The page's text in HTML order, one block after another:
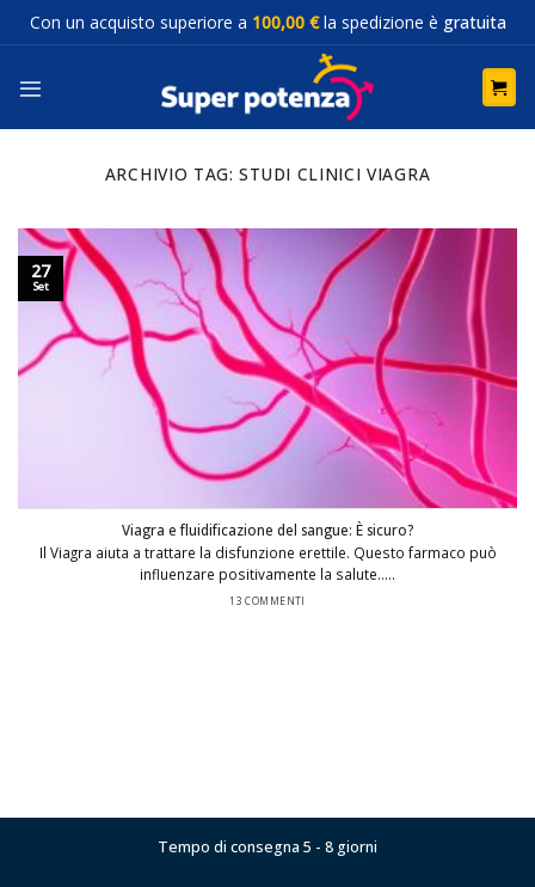
SaltaCon un acquisto superiore a 100,00 €la spedizione è gratuita
ARCHIVIO TAG:STUDI CLINICI VIAGRA
Viagra e fluidificazione del sangue: È sicuro?
Il Viagra aiuta a trattare la disfunzione erettile. Questo farmaco può
influenzare positivamente la salute.....
13 COMMENTI
27
Set
Tempo di consegna 5 - 8 giorni